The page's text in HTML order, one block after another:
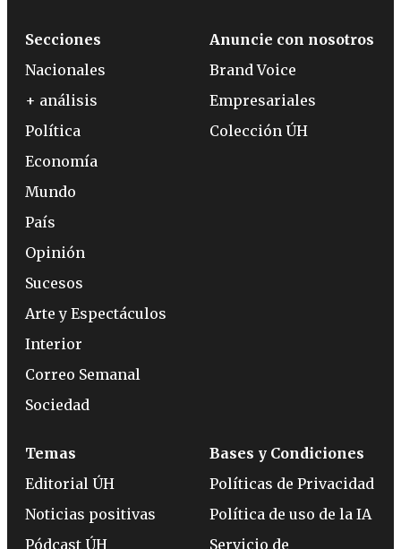
Secciones
Nacionales
+ análisis
Política
Economía
Mundo
País
Opinión
Sucesos
Arte y Espectáculos
Interior
Correo Semanal
Sociedad
Anuncie con nosotros
Brand Voice
Empresariales
Colección ÚH
Temas
Editorial ÚH
Noticias positivas
Pódcast ÚH
Bases y Condiciones
Políticas de Privacidad
Política de uso de la IA
Servicio de